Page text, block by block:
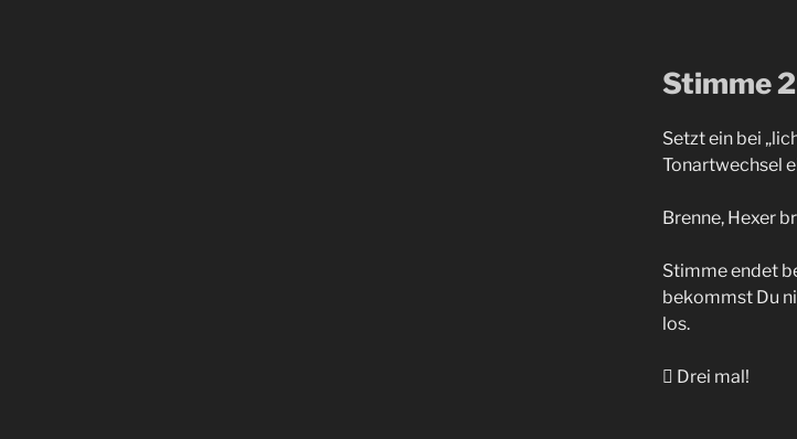
Stimme
Setzt ein bei
Tonartwechsel
Brenne, Hexer
Stimme endet
bekommst Du
los.
 Drei mal!